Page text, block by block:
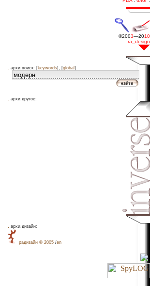
архи.поиск: [keywords], [global ]
архи.другое:
архи.дизайн:
рaдизайн © 2005 /en